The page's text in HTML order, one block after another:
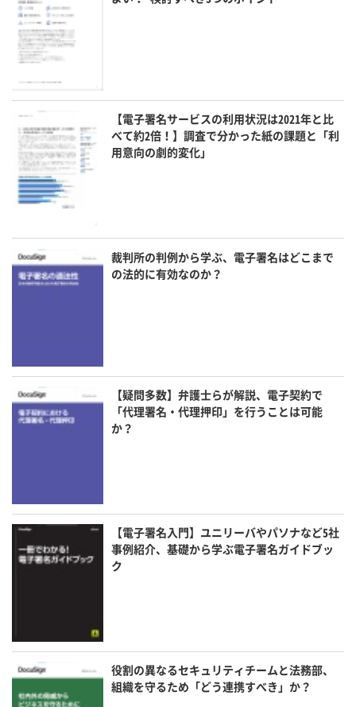
【電子署名サービスの利用状況は2021年と比
べて約2倍！】調査で分かった紙の課題と「利
用意向の劇的変化」
裁判所の判例から学ぶ、電子署名はどこまで
の法的に有効なのか？
【疑問多数】弁護士らが解説、電子契約で
「代理署名・代理押印」を行うことは可能
か？
【電子署名入門】ユニリーバやパソナなど5社
事例紹介、基礎から学ぶ電子署名ガイドブッ
ク
役割の異なるセキュリティチームと法務部、
組織を守るため「どう連携すべき」か？